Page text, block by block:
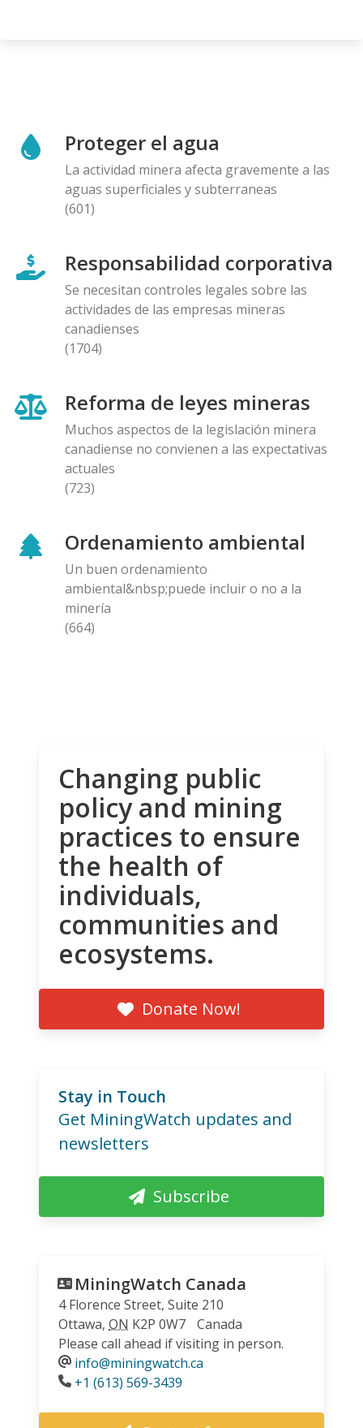
Proteger el agua
La actividad minera afecta gravemente a las
aguas superficiales y subterraneas
(601)
Responsabilidad corporativa
Se necesitan controles legales sobre las
actividades de las empresas mineras
canadienses
(1704)
Reforma de leyes mineras
Muchos aspectos de la legislación minera
canadiense no convienen a las expectativas
actuales
(723)
Ordenamiento ambiental
Un buen ordenamiento
ambiental&nbsp;puede incluir o no a la
minería
(664)
Changing public
policy and mining
practices to ensure
the health of
individuals,
communities and
ecosystems.
Donate Now!
Stay in Touch
Get MiningWatch updates and
newsletters
Subscribe
MiningWatch Canada
4 Florence Street, Suite 210
Ottawa, ON K2P 0W7
Canada
Please call ahead if visiting in person.
info@miningwatch.ca
Phone
+1 (613) 569-3439